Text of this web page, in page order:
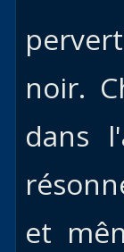
noir.
dans
et